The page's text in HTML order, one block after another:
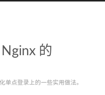
的
单点登录上的一些实用做法。